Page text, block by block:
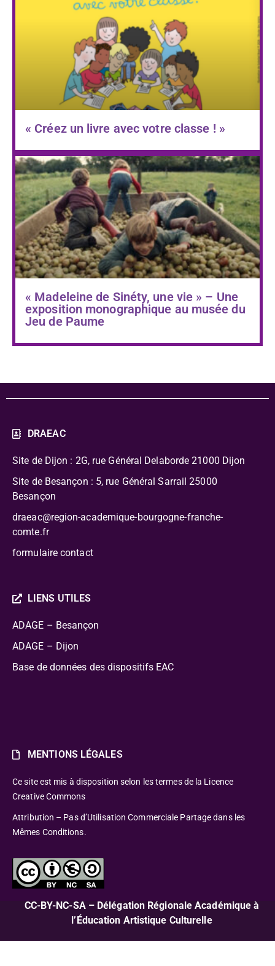
« Créez un livre avec votre classe ! »
« Madeleine de Sinéty, une vie » – Une
exposition monographique au musée du
Jeu de Paume
DRAEAC
Site de Dijon : 2G, rue Général Delaborde 21000 Dijon
Site de Besançon : 5, rue Général Sarrail 25000
Besançon
draeac@region-academique-bourgogne-franche-
comte.fr
formulaire contact
LIENS UTILES
ADAGE – Besançon
ADAGE – Dijon
Base de données des dispositifs EAC
MENTIONS LÉGALES
Ce site est mis à disposition selon les termes de la Licence
Creative Commons
Attribution – Pas d’Utilisation Commerciale Partage dans les
Mêmes Conditions.
CC-BY-NC-SA – Délégation Régionale Académique à
l’Éducation Artistique Culturelle